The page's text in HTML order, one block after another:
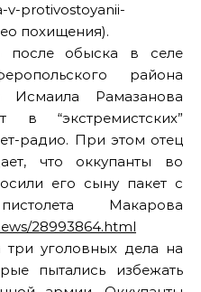
v-protivostoyanii-
похищения).
после обыска в селе
района
Исмаила Рамазанова
в “экстремистских”
радио. При этом отец
что оккупанты во
его сыну пакет с
Макарова
28993864.html
три уголовных дела на
пытались избежать